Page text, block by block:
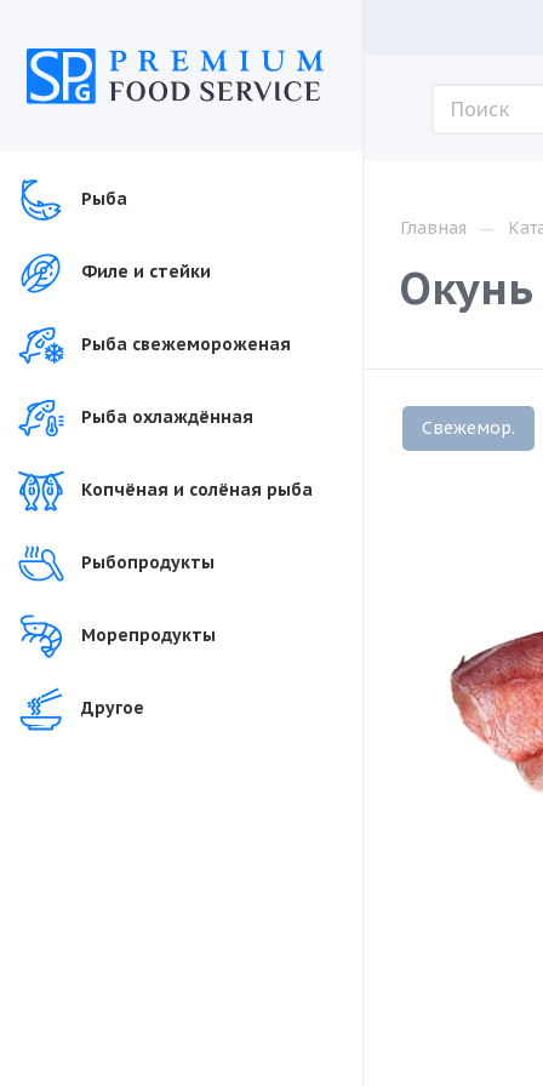
Рыба
Филе и стейки
Рыба свежемороженая
Рыба охлаждённая
Копчёная и солёная рыба
Рыбопродукты
Морепродукты
Другое
Главная —
Свежемор.